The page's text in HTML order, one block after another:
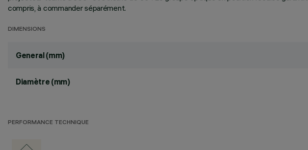
compris, à commander séparément.
DIMENSIONS
General (mm)
Diamètre (mm)
PERFORMANCE TECHNIQUE